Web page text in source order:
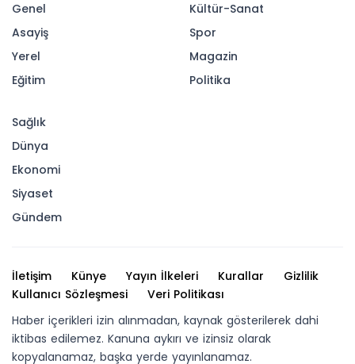
Genel
Asayiş
Yerel
Eğitim
Kültür-Sanat
Spor
Magazin
Politika
Sağlık
Dünya
Ekonomi
Siyaset
Gündem
İletişim Künye Yayın İlkeleri Kurallar
Gizlilik
Kullanıcı Sözleşmesi
Veri Politikası
Haber içerikleri izin alınmadan, kaynak gösterilerek dahi
iktibas edilemez. Kanuna aykırı ve izinsiz olarak
kopyalanamaz, başka yerde yayınlanamaz.